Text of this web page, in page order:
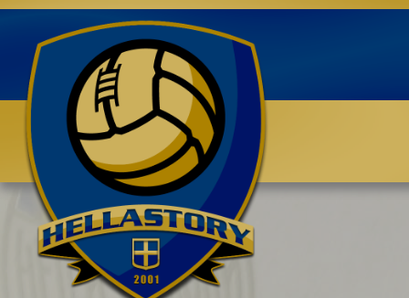
Benvenuti su HELLASTORY.net